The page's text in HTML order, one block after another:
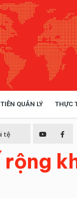
QUẢN LÝ THỰC
tệ